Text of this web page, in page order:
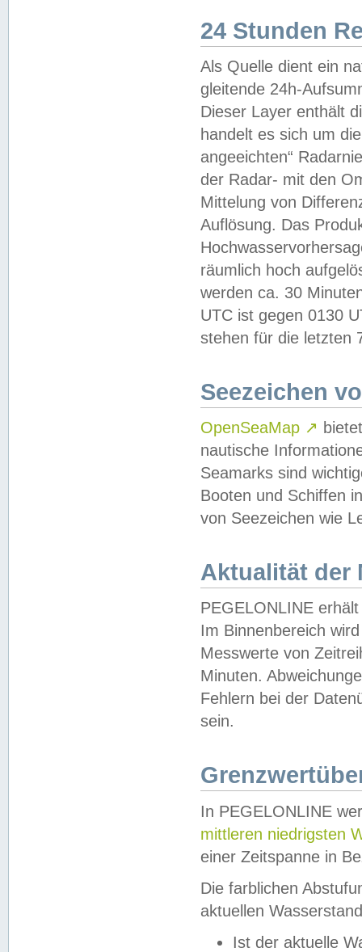
24 Stunden
Als Quelle dient ein
gleitende 24h-
Dieser Layer enthält
handelt es sich um
angeeichten“
der Radar- mit den
Mittelung von
Auflösung. Das
räumlich hoch
werden ca. 30
UTC ist gegen 0130
stehen für die letzten
Seezeichen
OpenSeaMap ↗
nautische
Seamarks sind
Booten und Schiffen
von Seezeichen wie
Aktualität der
PEGELONLINE
Im Binnenbereich
Messwerte von
Minuten.
Fehlern bei der
sein.
In PEGELONLINE
mittleren niedrigsten
einer Zeitspanne in
Die farblichen
aktuellen
Ist der aktuelle